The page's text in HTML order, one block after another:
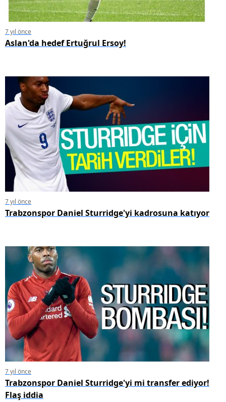
7 yıl önce
Aslan'da hedef Ertuğrul Ersoy!
7 yıl önce
Trabzonspor Daniel Sturridge'yi kadrosuna katıyor
7 yıl önce
Trabzonspor Daniel Sturridge'yi mi transfer ediyor!
Flaş iddia